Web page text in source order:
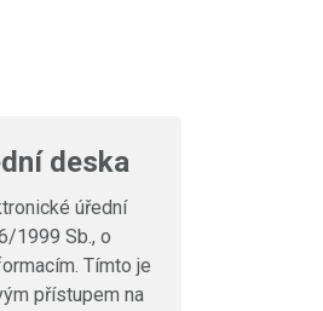
deska
úřední
1999 Sb., o
Tímto je
přístupem na